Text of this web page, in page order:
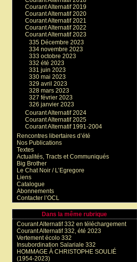
Courant Alternatif 2019
Courant Alternatif 2020
Courant Alternatif 2021
Courant Alternatif 2022
Courant Alternatif 2023
335 Décembre 2023
334 novembre 2023
333 octobre 2023
332 été 2023
331 juin 2023
330 mai 2023
329 avril 2023
328 mars 2023
327 février 2023
326 janvier 2023
Courant Alternatif 2024
Courant Alternatif 2025
Courant Alternatif 1991-2004
Rencontres libertaires d’été
Nos Publications
Textes
Actualités, Tracts et Communiqués
Big Brother
Le Chat Noir / L’Egregore
Liens
Catalogue
Abonnements
Contacter l’OCL
Dans la même rubrique
Courant Alternatif 332 en téléchargement
Courant Alternatif 332, été 2023
Vertement écolo 332
Insubordination Salariale 332
HOMMAGE À CHRISTOPHE SOULIÉ
(1954-2023)